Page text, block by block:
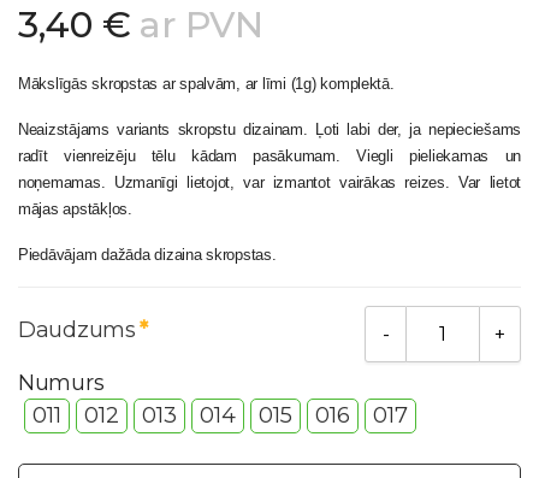
3,40 € ar PVN
Mākslīgās skropstas ar spalvām, ar līmi (1g) komplektā.
Neaizstājams variants skropstu dizainam. Ļoti labi der, ja nepieciešams
radīt vienreizēju tēlu kādam pasākumam. Viegli pieliekamas un
noņemamas. Uzmanīgi lietojot, var izmantot vairākas reizes. Var lietot
mājas apstākļos.
Piedāvājam dažāda dizaina skropstas.
Daudzums
Numurs
011
012 013 014 015 016 017